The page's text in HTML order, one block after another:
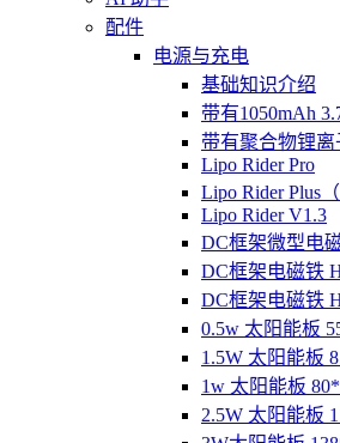
配件
电源与充电
基础知识介绍
带有1050mAh
带有聚合物锂离
Lipo Rider Pro
Lipo Rider Plus
Lipo Rider V1.3
DC框架微型电
DC框架电磁铁
DC框架电磁铁
0.5w 太阳能板
1.5W 太阳能板
1w 太阳能板
2.5W 太阳能板